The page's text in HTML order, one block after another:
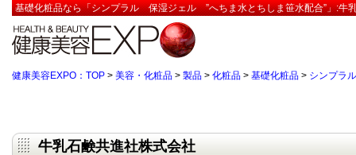
基礎化粧品なら「シンプラル 保湿ジェル ”へちま水とちしま笹水配合”」:牛
健康美容EXPO：TOP > 美容・化粧品 > 製品 > 化粧品 > 基礎化粧品 > シンプラ
牛乳石鹸共進社株式会社